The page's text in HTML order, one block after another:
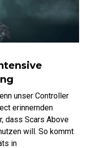
unser Controller
erinnernden
dass Scars Above
will. So kommt
in